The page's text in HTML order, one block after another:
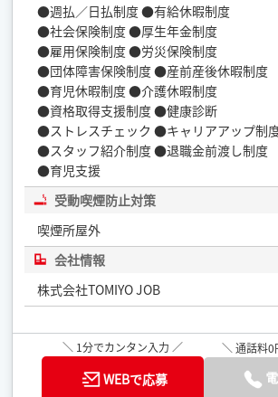
●週払／日払制度 ●有給休暇制度
●社会保険制度 ●厚生年金制度
●雇用保険制度 ●労災保険制度
●団体障害保険制度 ●産前産後休暇制度
●育児休暇制度 ●介護休暇制度
●資格取得支援制度 ●健康診断
●ストレスチェック ●キャリアアップ制
●スタッフ紹介制度 ●退職金前渡し制度
●育児支援
受動喫煙防止対策
喫煙所屋外
会社情報
株式会社TOMIYO JOB
＼ 1分でカンタン入力 ／
WEBで応募
＼ 通話料0